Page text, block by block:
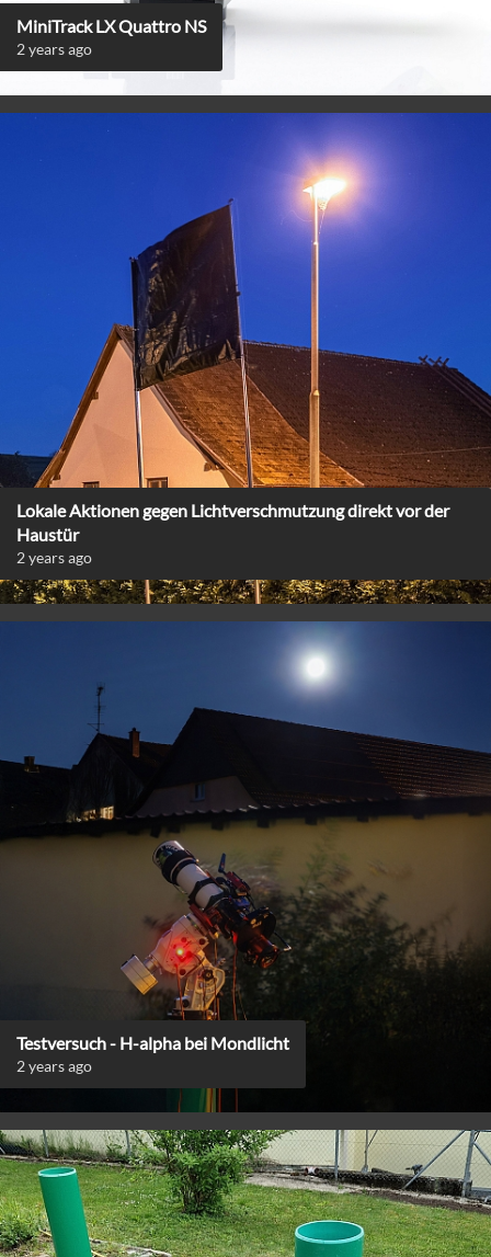
MiniTrack LX Quattro NS
2 years ago
Lokale Aktionen gegen Lichtverschmutzung direkt vor der
Haustür
2 years ago
Testversuch - H-alpha bei Mondlicht
2 years ago